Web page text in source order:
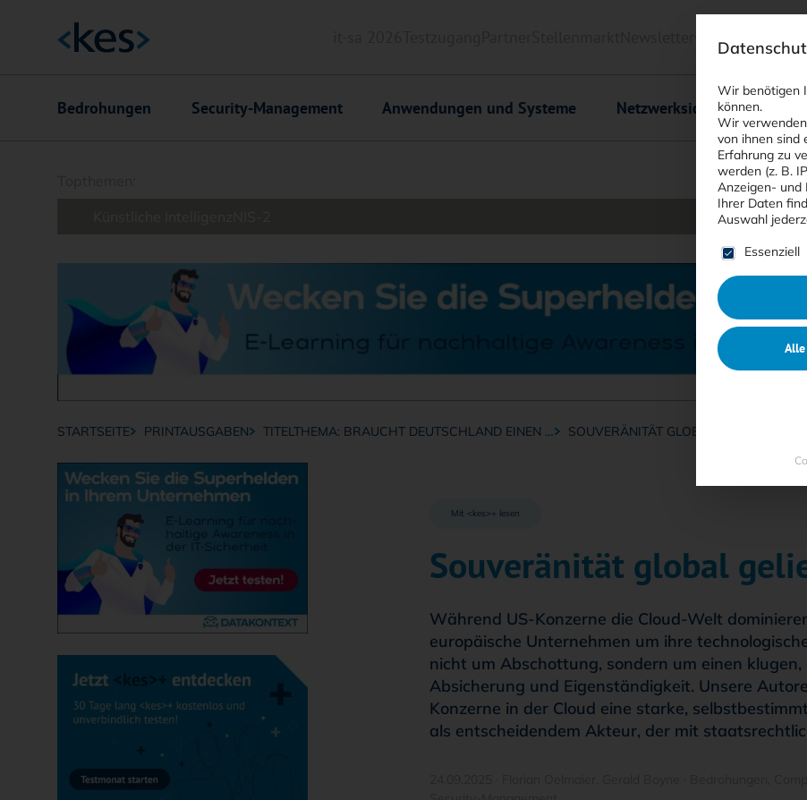
<kes>+
Hauptnavigation
Bedrohungen Security-Management Anwendungen und Systeme Netzwerksicherheit
Breadcrumb-Navigation
STARTSEITE PRINTAUSGABEN TITELTHEMA: BRAUCHT DEUTSCHLAND EINEN … SOUVERÄNITÄT GLOBAL GELIEFERT
Mit <kes>+ lesen
Souveränität global
Während US-Konzerne die Cloud-Welt
europäische Unternehmen um ihre
nicht um Abschottung, sondern um einen
Absicherung und Eigenständigkeit. Unsere
Konzerne in der Cloud eine starke,
als entscheidendem Akteur, der mit
Wir benötigen
können.
Wir
von ihnen sind
Erfahrung zu
werden (z. B.
Anzeigen- und
Ihrer Daten
Auswahl
Es folgtEssenziell